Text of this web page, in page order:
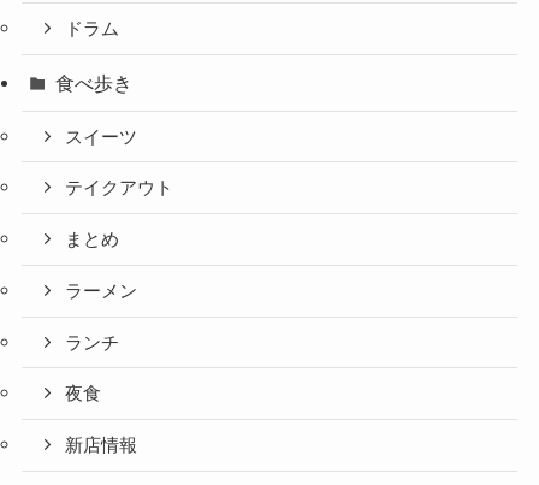
ドラム
食べ歩き
スイーツ
テイクアウト
まとめ
ラーメン
ランチ
夜食
新店情報